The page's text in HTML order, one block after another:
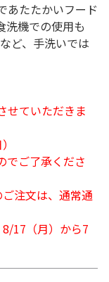
あたたかいフード
洗機での使用も
ど、手洗いでは
せていただきま
でご了承くださ
注文は、通常通
17（月）から7